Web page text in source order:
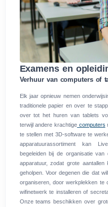
Examens en
Verhuur van computers of
Elk jaar opnieuw nemen
traditionele papier en over te
over tot het huren van tablets
terwijl andere krachtigecomputers
te stellen met 3D-software te
apparatuurassortiment kan
begeleiden bij de organisatie
apparatuur, zodat grote aantallen
geholpen. Voor degenen die dat
organiseren, door werkplekken te
wifinetwerk te installeren of
Onze teams beschikken over